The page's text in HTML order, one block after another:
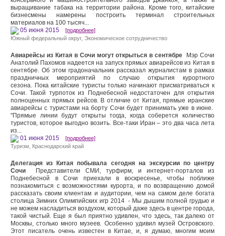
выращивание табака на территории района. Кроме того, китайские
бизнесмены намерены построить терминал строительных
материалов на 100 тысяч...
05 июня 2015 [подробнее]
Южный федеральный округ, Экономическое сотрудничество
Авиарейсы из Китая в Сочи могут открыться в сентябре Мэр Сочи
Анатолий Пахомов надеется на запуск прямых авиарейсов из Китая в
сентябре. Об этом градоначальник рассказал журналистам в рамках
праздничных мероприятий по случаю открытия курортного
сезона. Пока китайские туристы только начинают присматриваться к
Сочи. Такой турпоток из Поднебесной недостаточен для открытия
полноценных прямых рейсов. В отличие от Китая, прямые иранские
авиарейсы с туристами на борту Сочи будет принимать уже в июне.
"Прямые линии будут открыты тогда, когда соберется количество
туристов, которое выгодно возить. Все-таки Иран – это два часа лета
из...
01 июня 2015 [подробнее]
Туризм
Краснодарский край
Делегация из Китая побывала сегодня на экскурсии по центру
Сочи Представители СМИ, турфирм, и интернет-порталов из
Поднебесной в Сочи приехали в воскресенье, чтобы поближе
познакомиться с возможностями курорта, и по возвращению домой
рассказать своим клиентам и аудитории, чем на самом деле богата
столица Зимних Олимпийских игр 2014 - Мы дышим полной грудью и
не можем насладиться воздухом, который даже здесь в центре города,
такой чистый. Еще я был приятно удивлен, что здесь, так далеко от
Москвы, столько много музеев. Особенно удивил музей Островского.
Этот писатель очень известен в Китае, и, я думаю, многим моим